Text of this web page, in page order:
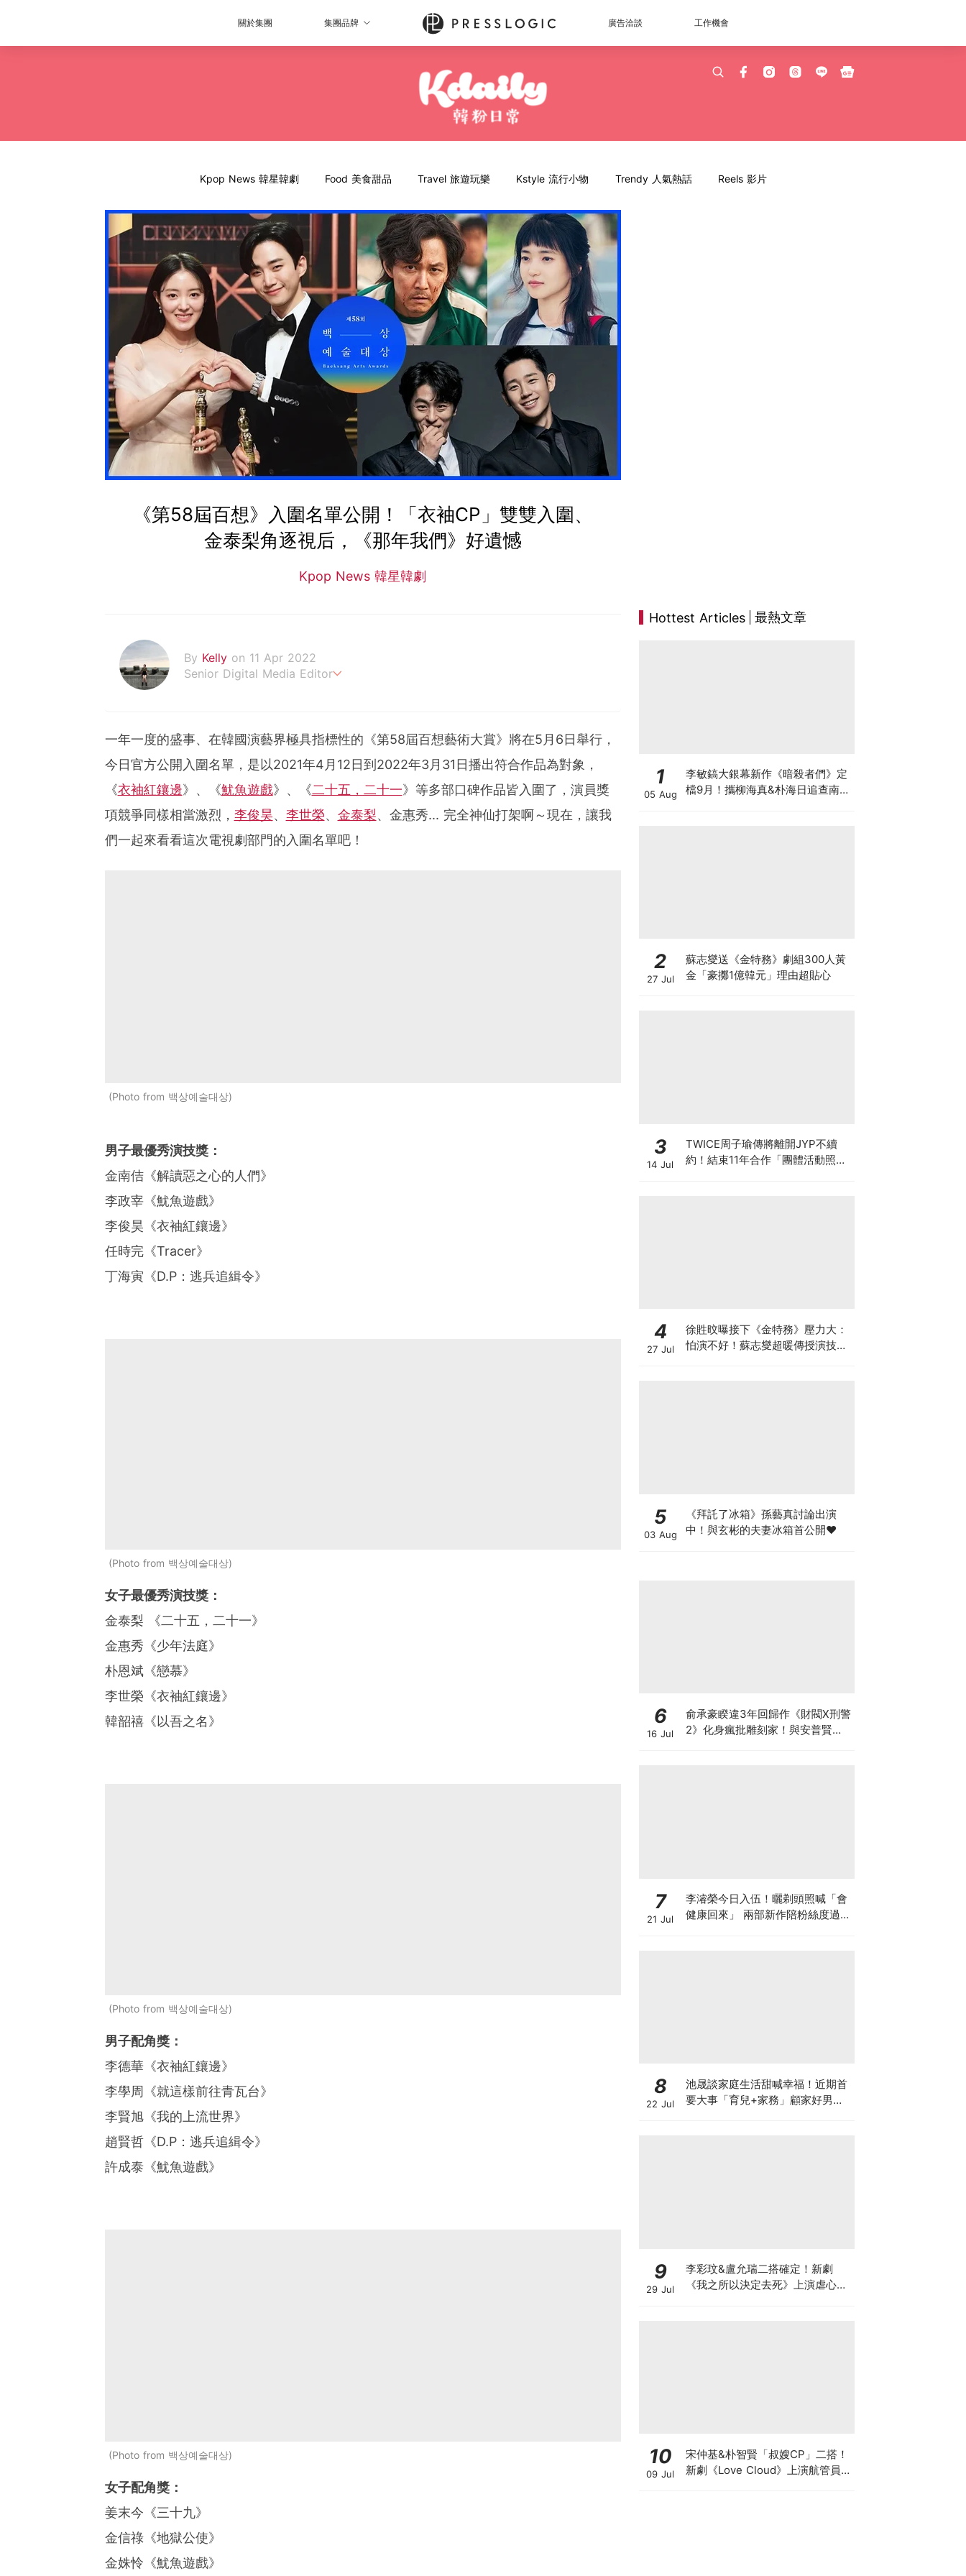
關於集團 集團品牌 廣告洽談 工作機會
Kpop News 韓星韓劇 Food 美食甜品 Travel 旅遊玩樂 Kstyle 流行小物 Trendy 人氣熱話 Reels 影片
《第58屆百想》入圍名單公開！「衣袖CP」雙雙入圍、
金泰梨角逐視后，《那年我們》好遺憾
Kpop News 韓星韓劇
By Kelly on 11 Apr 2022
Senior Digital Media Editor
一年一度的盛事、在韓國演藝界極具指標性的《第58屆百想藝術大賞》將在5月6日舉行，
今日官方公開入圍名單，是以2021年4月12日到2022年3月31日播出符合作品為對象，
《衣袖紅鑲邊》、《魷魚遊戲》、《二十五，二十一》等多部口碑作品皆入圍了，演員獎
項競爭同樣相當激烈， 李俊昊、 李世榮、 金泰梨、金惠秀... 完全神仙打架啊～現在，讓我
們一起來看看這次電視劇部門的入圍名單吧！
Photo from 백상예술대상
男子最優秀演技獎：
金南佶《解讀惡之心的人們》
李政宰《魷魚遊戲》
李俊昊《衣袖紅鑲邊》
任時完《Tracer》
丁海寅《D.P：逃兵追緝令》
Photo from 백상예술대상
女子最優秀演技獎：
金泰梨 ​《二十五，二十一》
金惠秀《少年法庭》
朴恩斌《戀慕》
李世榮《衣袖紅鑲邊》
韓韶禧《以吾之名》 ​​​​
Photo from 백상예술대상
男子配角獎：
李德華《衣袖紅鑲邊》
李學周《就這樣前往青瓦台》
李賢旭《我的上流世界》
趙賢哲《D.P：逃兵追緝令》
許成泰《魷魚遊戲》
Photo from 백상예술대상
女子配角獎：
姜末今《三十九》
金信祿《地獄公使》
金姝怜《魷魚遊戲》
Hottest Articles 最熱文章
1
05 Aug
李敏鎬大銀幕新作《暗殺者們》定
檔9月！攜柳海真&朴海日追查南韓
2
27 Jul
蘇志燮送《金特務》劇組300人黃
金「豪擲1億韓元」理由超貼心
3
14 Jul
TWICE周子瑜傳將離開JYP不續
約！結束11年合作「團體活動照
4
27 Jul
徐貹旼曝接下《金特務》壓力大：
怕演不好！蘇志燮超暖傳授演技，
5
03 Aug
《拜託了冰箱》孫藝真討論出演
中！與玄彬的夫妻冰箱首公開♥
6
16 Jul
俞承豪睽違3年回歸作《財閥X刑警
2》化身瘋批雕刻家！與安普賢從
7
21 Jul
李濬榮今日入伍！曬剃頭照喊「會
健康回來」 兩部新作陪粉絲度過軍
8
22 Jul
池晟談家庭生活甜喊幸福！近期首
要大事「育兒+家務」顧家好男人
9
29 Jul
李彩玟&盧允瑞二搭確定！新劇
《我之所以決定去死》上演虐心穿
10
09 Jul
宋仲基&朴智賢「叔嫂CP」二搭！
新劇《Love Cloud》上演航管員x